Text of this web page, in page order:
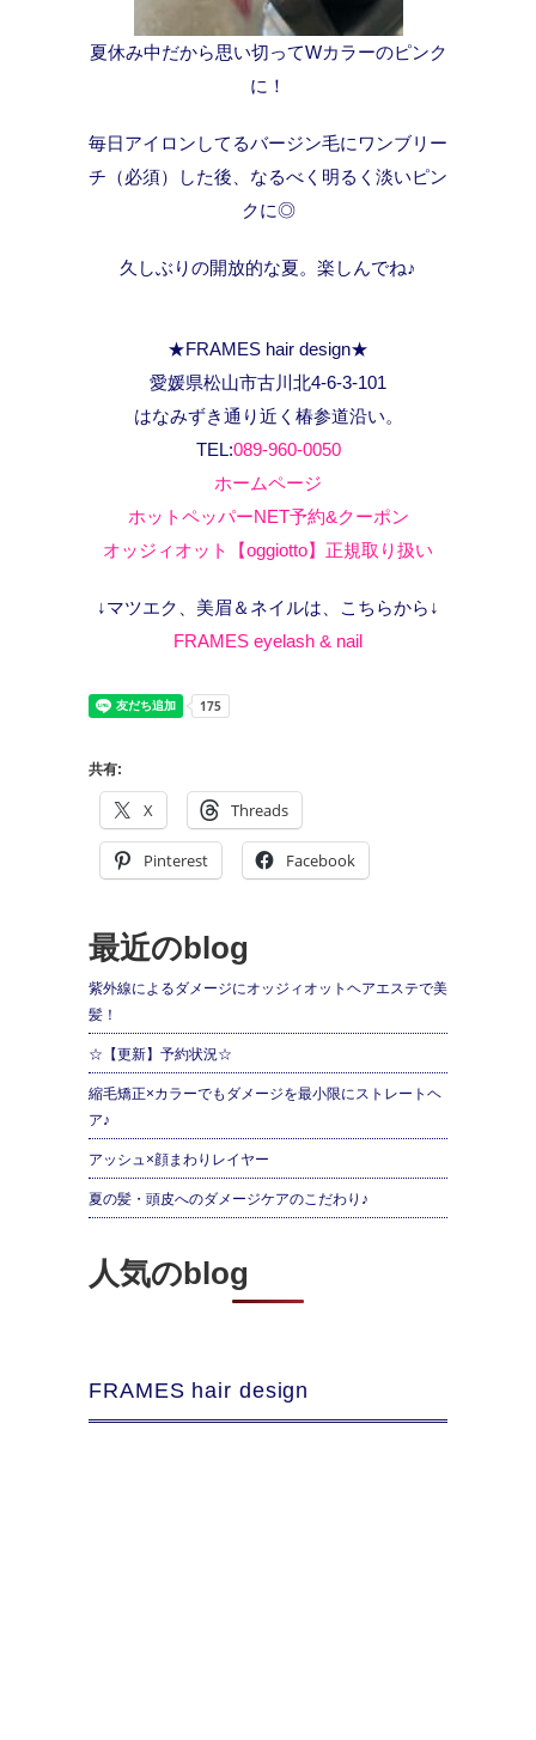
夏休み中だから思い切ってWカラーのピンク
に！
毎日アイロンしてるバージン毛にワンブリー
チ（必須）した後、なるべく明るく淡いピン
クに◎
久しぶりの開放的な夏。楽しんでね♪
★FRAMES hair design★
愛媛県松山市古川北4-6-3-101
はなみずき通り近く椿参道沿い。
TEL:089-960-0050
ホームページ
ホットペッパーNET予約&クーポン
オッジィオット【oggiotto】正規取り扱い
↓マツエク、美眉＆ネイルは、こちらから↓
FRAMES eyelash & nail
共有:
X Threads
Pinterest Facebook
最近のblog
紫外線によるダメージにオッジィオットヘアエステで美
髪！
☆【更新】予約状況☆
縮毛矯正×カラーでもダメージを最小限にストレートヘ
ア♪
アッシュ×顔まわりレイヤー
夏の髪・頭皮へのダメージケアのこだわり♪
人気のblog
FRAMES hair design